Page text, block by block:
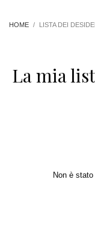
HOME LISTA DEI
La mia
Non è